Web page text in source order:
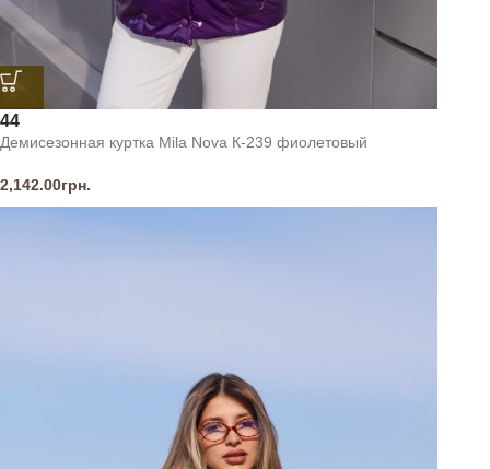
44
Демисезонная куртка Mila Nova К-239 фиолетовый
2,142.00грн.